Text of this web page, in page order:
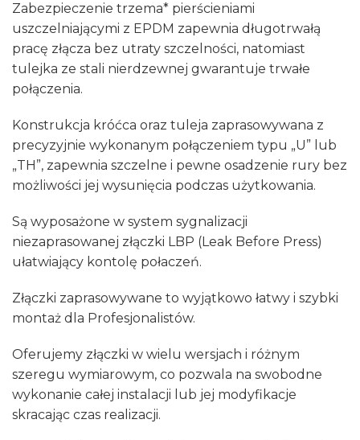
Zabezpieczenie trzema* pierścieniami
uszczelniającymi z EPDM zapewnia długotrwałą
pracę złącza bez utraty szczelności, natomiast
tulejka ze stali nierdzewnej gwarantuje trwałe
połączenia.
Konstrukcja króćca oraz tuleja zaprasowywana z
precyzyjnie wykonanym połączeniem typu „U” lub
„TH”, zapewnia szczelne i pewne osadzenie rury bez
możliwości jej wysunięcia podczas użytkowania.
Są wyposażone w system sygnalizacji
niezaprasowanej złączki LBP (Leak Before Press)
ułatwiający kontolę połaczeń.
Złączki zaprasowywane to wyjątkowo łatwy i szybki
montaż dla Profesjonalistów.
Oferujemy złączki w wielu wersjach i różnym
szeregu wymiarowym, co pozwala na swobodne
wykonanie całej instalacji lub jej modyfikacje
skracając czas realizacji.